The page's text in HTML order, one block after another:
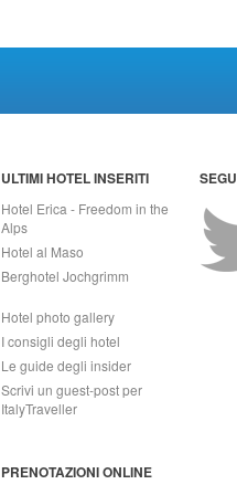
ULTIMI HOTEL INSERITI
Hotel Erica - Freedom in the
Alps
Hotel al Maso
Berghotel Jochgrimm
Hotel photo gallery
I consigli degli hotel
Le guide degli insider
Scrivi un guest-post per
ItalyTraveller
PRENOTAZIONI ONLINE